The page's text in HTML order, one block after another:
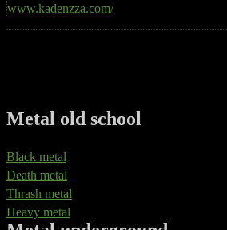
www.kadenzza.com/
Metal old school
Black metal
Death metal
Thrash metal
Heavy metal